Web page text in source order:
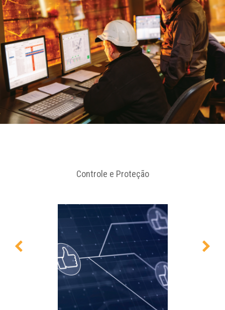
Controle e Proteção